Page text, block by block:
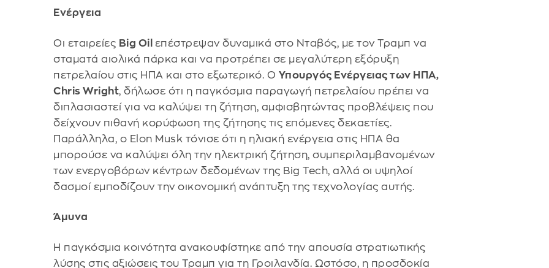
Ενέργεια
Οι εταιρείες Big Oil επέστρεψαν δυναμικά στο Νταβός, με τον Τραμπ να
σταματά αιολικά πάρκα και να προτρέπει σε μεγαλύτερη εξόρυξη
πετρελαίου στις ΗΠΑ και στο εξωτερικό. Ο Υπουργός Ενέργειας των ΗΠΑ,
Chris Wright, δήλωσε ότι η παγκόσμια παραγωγή πετρελαίου πρέπει να
διπλασιαστεί για να καλύψει τη ζήτηση, αμφισβητώντας προβλέψεις που
δείχνουν πιθανή κορύφωση της ζήτησης τις επόμενες δεκαετίες.
Παράλληλα, ο Elon Musk τόνισε ότι η ηλιακή ενέργεια στις ΗΠΑ θα
μπορούσε να καλύψει όλη την ηλεκτρική ζήτηση, συμπεριλαμβανομένων
των ενεργοβόρων κέντρων δεδομένων της Big Tech, αλλά οι υψηλοί
δασμοί εμποδίζουν την οικονομική ανάπτυξη της τεχνολογίας αυτής.
Άμυνα
Η παγκόσμια κοινότητα ανακουφίστηκε από την απουσία στρατιωτικής
λύσης στις αξιώσεις του Τραμπ για τη Γροιλανδία. Ωστόσο, η προσδοκία